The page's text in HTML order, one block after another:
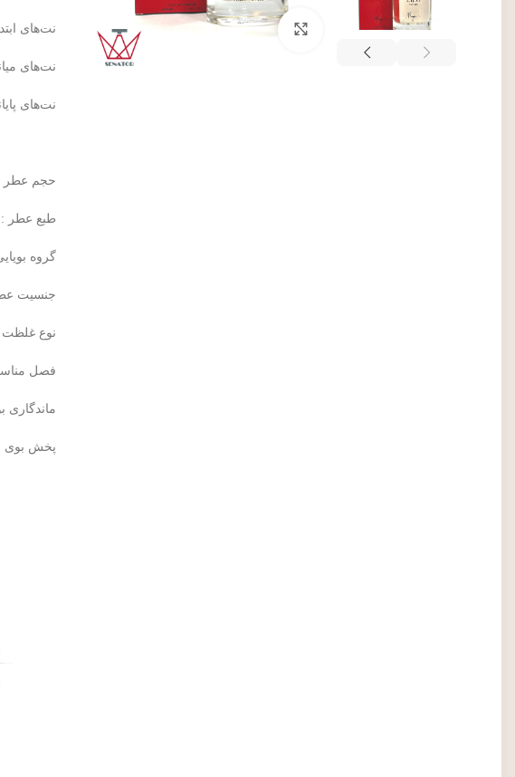
برای بزرگنمایی کلیک کنید نت‌های
نت‌های
نت‌های
حجم عطر : 100
طبع عطر
گروه
جنسیت
نوع غلظت
فصل
ماندگاری
پخش بوی